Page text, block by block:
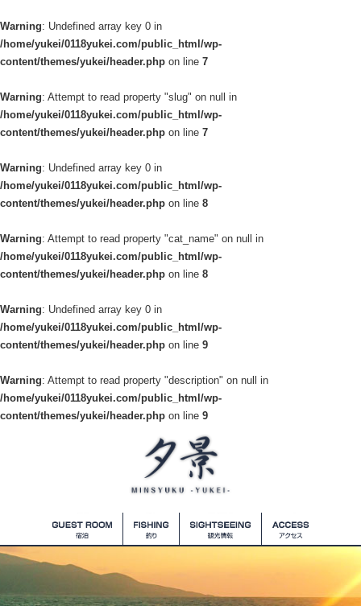
Warning: Undefined array key 0 in
/home/yukei/0118yukei.com/public_html/wp-
content/themes/yukei/header.php on line 7
Warning: Attempt to read property "slug" on null in
/home/yukei/0118yukei.com/public_html/wp-
content/themes/yukei/header.php on line 7
Warning: Undefined array key 0 in
/home/yukei/0118yukei.com/public_html/wp-
content/themes/yukei/header.php on line 8
Warning: Attempt to read property "cat_name" on null in
/home/yukei/0118yukei.com/public_html/wp-
content/themes/yukei/header.php on line 8
Warning: Undefined array key 0 in
/home/yukei/0118yukei.com/public_html/wp-
content/themes/yukei/header.php on line 9
Warning: Attempt to read property "description" on null in
/home/yukei/0118yukei.com/public_html/wp-
content/themes/yukei/header.php on line 9